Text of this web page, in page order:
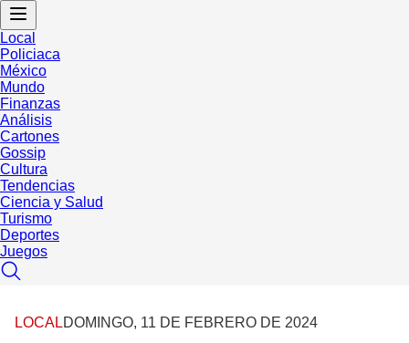
Local
Policiaca
México
Mundo
Finanzas
Análisis
Cartones
Gossip
Cultura
Tendencias
Ciencia y Salud
Turismo
Deportes
Juegos
LOCALDOMINGO, 11 DE FEBRERO DE 2024